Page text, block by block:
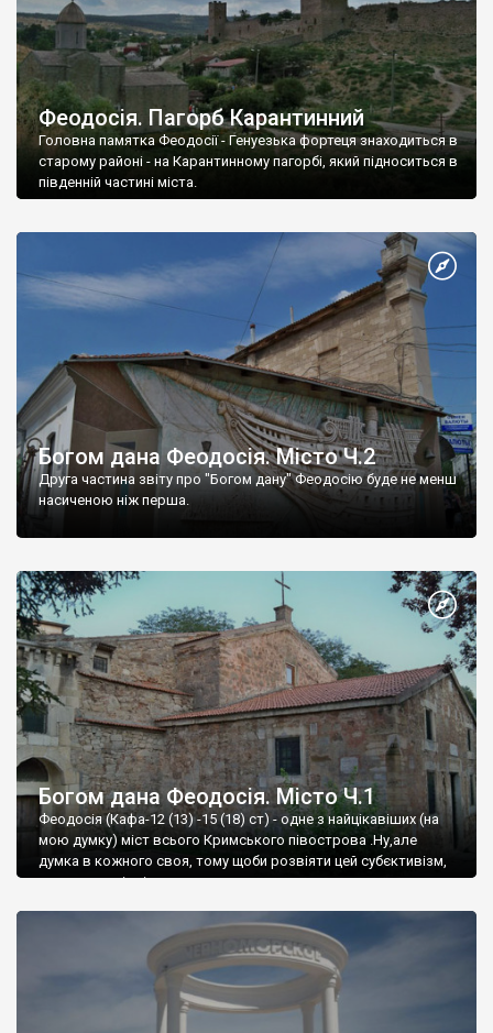
Феодосія. Пагорб Карантинний
Головна памятка Феодосії - Генуезька фортеця знаходиться в
старому районі - на Карантинному пагорбі, який підноситься в
південній частині міста.
Богом дана Феодосія. Місто Ч.2
Друга частина звіту про "Богом дану" Феодосію буде не менш
насиченою ніж перша.
Богом дана Феодосія. Місто Ч.1
Феодосія (Кафа-12 (13) -15 (18) ст) - одне з найцікавіших (на
мою думку) міст всього Кримського півострова .Ну,але
думка в кожного своя, тому щоби розвіяти цей субєктивізм,
запрошую відвідати це